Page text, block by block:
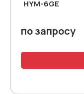
HYM-6GE
по запросу